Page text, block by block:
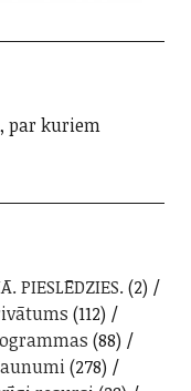
par kuriem
PIESLĒDZIES. (2)
(112)
(88)
(278)